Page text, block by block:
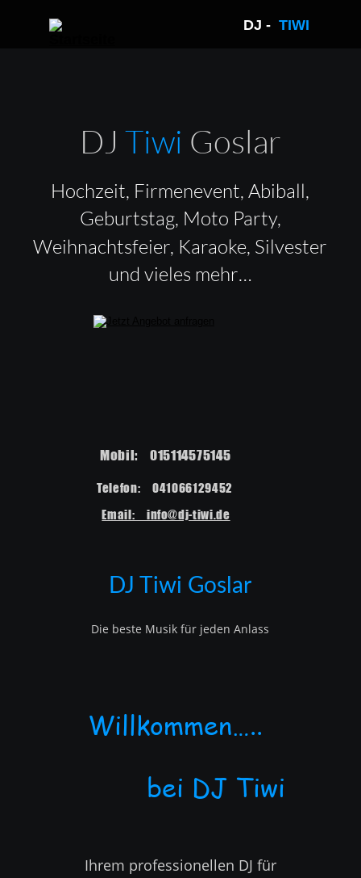
DJ Tiwi Goslar
Die beste Musik für jeden Anlass
DJ Tiwi Goslar
Hochzeit, Firmenevent, Abiball,
Geburtstag, Moto Party,
Weihnachtsfeier, Karaoke, Silvester
und vieles mehr…
Ihrem professionellen DJ für
Willkommen…..
          bei DJ Tiwi
Telefon:    041066129452
Mobil:    015114575145
Email:    info@dj-tiwi.de
DJ - TIWI